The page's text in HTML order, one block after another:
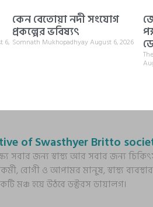
6,
কেন বেতোয়া নদী সংযোগ
প্রকল্পের ভবিষ্যৎ
Somnath MukhopadhyayAugust 6, 2026
of Swasthyer Britto
সবার জন্য স্বাস্থ্য আর সবার জন্য
রোগী ও আপামর মানুষ, স্বাস্থ্য
মঞ্চ হয়ে উঠবে ডক্টরস ডায়ালগ।